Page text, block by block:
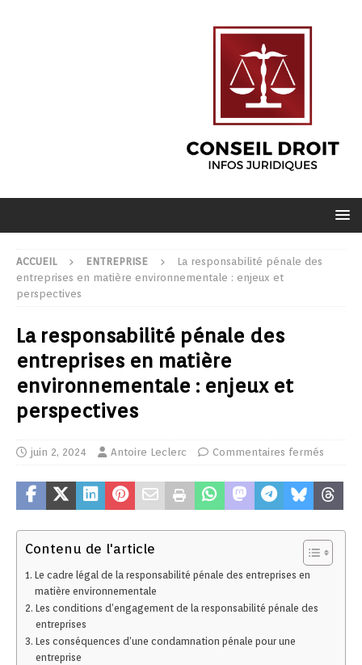
ACCUEIL ENTREPRISE
La responsabilité pénale des
entreprises en matière environnementale : enjeux et
perspectives
La responsabilité pénale des
entreprises en matière
environnementale : enjeux et
perspectives
juin 2, 2024 Antoire Leclerc Commentaires fermés
Contenu de l'article
Le cadre légal de la responsabilité pénale des entreprises en
matière environnementale
Les conditions d’engagement de la responsabilité pénale des
entreprises
Les conséquences d’une condamnation pénale pour une
entreprise